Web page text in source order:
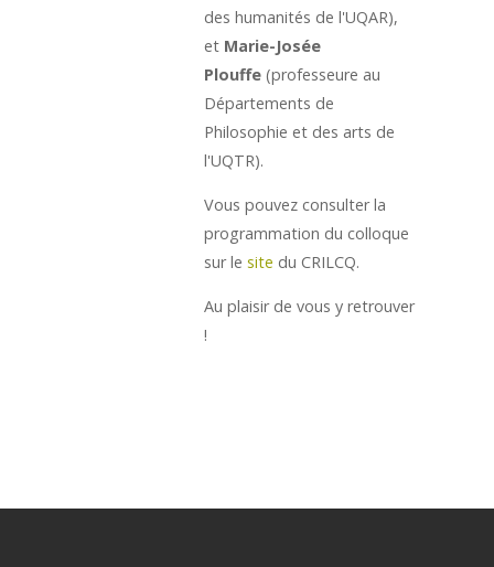
des humanités de l'UQAR),
et Marie-Josée
Plouffe (professeure au
Départements de
Philosophie et des arts de
l'UQTR).
Vous pouvez consulter la
programmation du colloque
sur lesite du CRILCQ.
Au plaisir de vous y retrouver
!